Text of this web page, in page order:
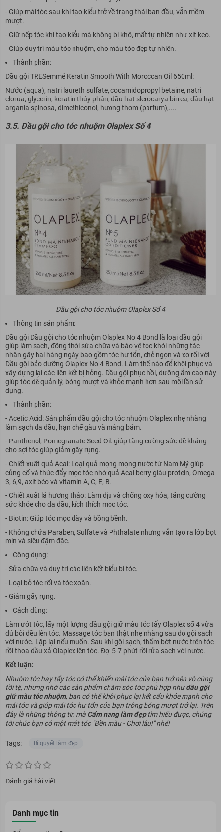
- Giúp mái tóc sau khi tạo kiểu trở về trạng thái ban đầu, vẫn mềm
mượt.
- Giữ nếp tóc khi tạo kiểu mà không bị khô, mất tự nhiên như xịt keo.
- Giúp duy trì màu tóc nhuộm, cho màu tóc đẹp tự nhiên.
Thành phần:
Dầu gội TRESemmé Keratin Smooth With Moroccan Oil 650ml:
Nước (aqua), natri laureth sulfate, cocamidopropyl betaine, natri
clorua, glycerin, keratin thủy phân, dầu hạt slerocarya birrea, dầu hạt
argania spinosa, dimethiconol, hương thơm (parfum),....
3.5. Dầu gội cho tóc nhuộm Olaplex Số 4
Dầu gội cho tóc nhuộm Olaplex Số 4
Thông tin sản phẩm:
Dầu gội Dầu gội cho tóc nhuộm Olaplex No 4 Bond là loại dầu gội
giúp làm sạch, đồng thời sửa chữa và bảo vệ tóc khỏi những tác
nhân gây hại hàng ngày bao gồm tóc hư tổn, chẻ ngọn và xơ rối với
Dầu gội bảo dưỡng Olaplex No 4 Bond. Làm thế nào để khôi phục và
xây dựng lại các liên kết bị hỏng. Dầu gội phục hồi, dưỡng ẩm cao này
giúp tóc dễ quản lý, bóng mượt và khỏe mạnh hơn sau mỗi lần sử
dụng.
Thành phần:
- Acetic Acid: Sản phẩm dầu gội cho tóc nhuộm Olaplex nhẹ nhàng
làm sạch da dầu, hạn chế gàu và mảng bám.
- Panthenol, Pomegranate Seed Oil: giúp tăng cường sức đề kháng
cho sợi tóc giúp giảm gãy rụng.
- Chiết xuất quả Acai: Loại quả mọng mọng nước từ Nam Mỹ giúp
củng cố và thúc đẩy mọc tóc nhờ quả Acai berry giàu protein, Omega
3, 6,9, axit béo và vitamin A, C, E, B.
- Chiết xuất lá hương thảo: Làm dịu và chống oxy hóa, tăng cường
sức khỏe cho da đầu, kích thích mọc tóc.
- Biotin: Giúp tóc mọc dày và bồng bềnh.
- Không chứa Paraben, Sulfate và Phthalate nhưng vẫn tạo ra lớp bọt
mịn và siêu đậm đặc.
Công dụng:
- Sửa chữa và duy trì các liên kết biểu bì tóc.
- Loại bỏ tóc rối và tóc xoăn.
- Giảm gãy rụng.
Cách dùng:
Làm ướt tóc, lấy một lượng dầu gội giữ màu tóc tẩy Olaplex số 4 vừa
đủ bôi đều lên tóc. Massage tóc bạn thật nhẹ nhàng sau đó gội sạch
với nước. Lặp lại nếu muốn. Sau khi gội sạch, thấm bớt nước trên tóc
rồi thoa dầu xả Olaplex lên tóc. Đợi 5-7 phút rồi rửa sạch với nước.
Kết luận:
Nhuộm tóc hay tẩy tóc có thể khiến mái tóc của bạn trở nên vô cùng
tồi tệ, nhưng nhờ các sản phẩm chăm sóc tóc phù hợp nhưdầu gội
giữ màu tóc nhuộm, bạn có thể khôi phục lại kết cấu khỏe mạnh cho
mái tóc và giúp mái tóc hư tổn của bạn trông bóng mượt trở lại. Trên
đây là những thông tin mà Cẩm nang làm đẹptìm hiểu được, chúng
tôi chúc bạn có một mát tóc "Bền màu - Chơi lâu!" nhé!
Tags: Bí quyết làm đẹp
Đánh giá bài viết
Danh mục tin